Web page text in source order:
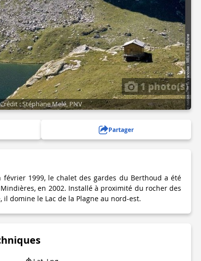
1 photo(s)
Crédit : Stéphane Melé, PNV
Partager
1999, le chalet des gardes du Berthoud a été
en 2002. Installé à proximité du rocher des
domine le Lac de la Plagne au nord-est.